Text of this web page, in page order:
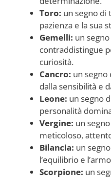
Toro: un segno di
pazienza e la sua
Gemelli: un segno
contraddistingue
curiosità.
Cancro: un segno
dalla sensibilità e
Leone: un segno
personalità
Vergine: un
meticoloso,
Bilancia: un
l’equilibrio e
Scorpione: un